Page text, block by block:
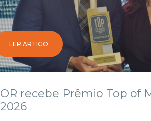
LER ARTIGO
OR recebe Prêmio Top of
2026